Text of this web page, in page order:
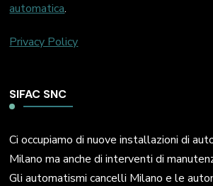
automatica.
Privacy Policy
SIFAC SNC
Ci occupiamo di nuove installazioni di
Milano ma anche di interventi di
Gli automatismi cancelli Milano e le